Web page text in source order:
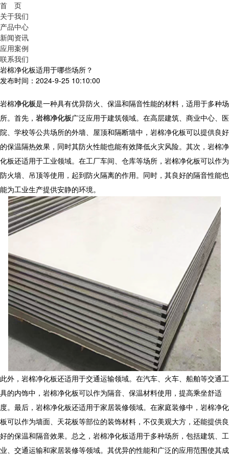
首 页
关于我们
产品中心
新闻资讯
应用案例
联系我们
岩棉净化板适用于哪些场所？
发布时间：2024-9-25 10:10:00
岩棉净化板是一种具有优异防火、保温和隔音性能的材料，适用于多种场
所。首先， 岩棉净化板广泛应用于建筑领域。在高层建筑、商业中心、医
院、学校等公共场所的外墙、屋顶和隔断墙中，岩棉净化板可以提供良好
的保温隔热效果，同时其防火性能也能有效降低火灾风险。其次，岩棉净
化板还适用于工业领域。在工厂车间、仓库等场所，岩棉净化板可以作为
防火墙、吊顶等使用，起到防火隔离的作用。同时，其良好的隔音性能也
能为工业生产提供安静的环境。
此外，岩棉净化板还适用于交通运输领域。在汽车、火车、船舶等交通工
具的内饰中，岩棉净化板可以作为隔音、保温材料使用，提高乘坐舒适
度。最后，岩棉净化板还适用于家居装修领域。在家庭装修中，岩棉净化
板可以作为墙面、天花板等部位的装饰材料，不仅美观大方，还能提供良
好的保温和隔音效果。总之，岩棉净化板适用于多种场所，包括建筑、工
业、交通运输和家居装修等领域。其优异的性能和广泛的应用范围使其成